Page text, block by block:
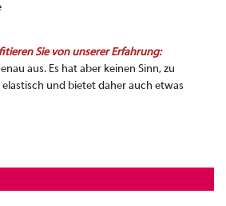
Sie von unserer Erfahrung:
aus. Es hat aber keinen Sinn, zu
elastisch und bietet daher auch etwas